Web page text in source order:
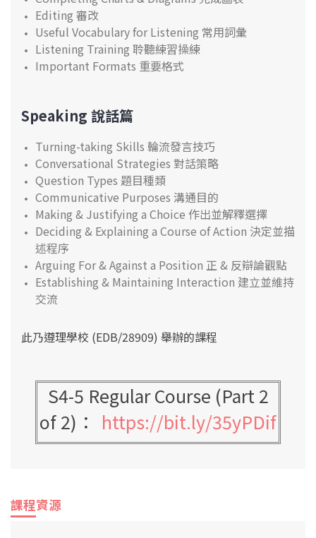
Editing 審改
Useful Vocabulary for Listening 常用詞彙
Listening Training 聆聽練習操練
Important Formats 重要格式
Speaking 說話篇
Turning-taking Skills 輪流發言技巧
Conversational Strategies 對話策略
Question Types 題目種類
Communicative Purposes 溝通目的
Making & Justifying a Choice 作出並解釋選擇
Deciding & Explaining a Course of Action 決定並描
述程序
Arguing For & Against a Position 正 & 反辯論觀點
Establishing & Maintaining Interaction 建立並維持
交流
此乃遵理學校 (EDB/28909) 舉辦的課程
S4-5 Regular Course (Part 2
of 2) ： https://bit.ly/35yPDif
課程資源